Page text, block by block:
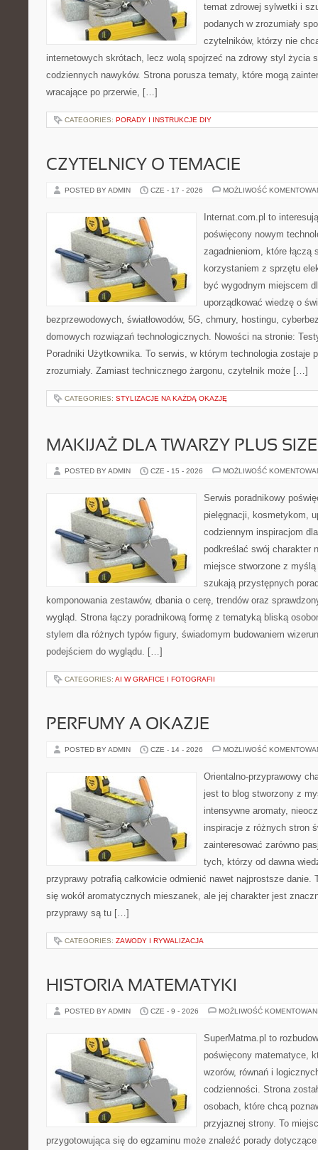
temat zdrowej sylwetki i
podanych w zrozumiały
czytelników, którzy nie
internetowych skrótach, lecz wolą spojrzeć na zdrowy styl życia
codziennych nawyków. Strona porusza tematy, które mogą
wracające po przerwie, […]
CATEGORIES: PORADY I INSTRUKCJE DIY
CZYTELNICY O TEMACIE
POSTED BY ADMIN CZE - 17 - 2026 MOŻLIWOŚĆ
Internat.com.pl to
poświęcony nowym
zagadnieniom, które łączą
korzystaniem z sprzętu
być wygodnym miejscem
uporządkować wiedzę o
bezprzewodowych, światłowodów, 5G, chmury, hostingu,
domowych rozwiązań technologicznych. Nowości na stronie:
Poradniki Użytkownika. To serwis, w którym technologia zostaje
zrozumiały. Zamiast technicznego żargonu, czytelnik może […]
CATEGORIES: STYLIZACJE NA KAŻDĄ OKAZJĘ
MAKIJAŻ DLA TWARZY PLUS SIZE
POSTED BY ADMIN CZE - 15 - 2026 MOŻLIWOŚĆ
Serwis poradnikowy
pielęgnacji, kosmetykom,
codziennym inspiracjom
podkreślać swój charakter
miejsce stworzone z
szukają przystępnych
komponowania zestawów, dbania o cerę, trendów oraz
wygląd. Strona łączy poradnikową formę z tematyką bliską
stylem dla różnych typów figury, świadomym budowaniem
podejściem do wyglądu. […]
CATEGORIES: AI W GRAFICE I FOTOGRAFII
PERFUMY A OKAZJE
POSTED BY ADMIN CZE - 14 - 2026 MOŻLIWOŚĆ
Orientalno-przyprawowy
jest to blog stworzony z
intensywne aromaty,
inspiracje z różnych stron
zainteresować zarówno
tych, którzy od dawna
przyprawy potrafią całkowicie odmienić nawet najprostsze danie.
się wokół aromatycznych mieszanek, ale jej charakter jest
przyprawy są tu […]
CATEGORIES: ZAWODY I RYWALIZACJA
HISTORIA MATEMATYKI
POSTED BY ADMIN CZE - 9 - 2026 MOŻLIWOŚĆ
SuperMatma.pl to
poświęcony matematyce,
wzorów, równań i
codzienności. Strona
osobach, które chcą
przyjaznej strony. To
przygotowująca się do egzaminu może znaleźć porady